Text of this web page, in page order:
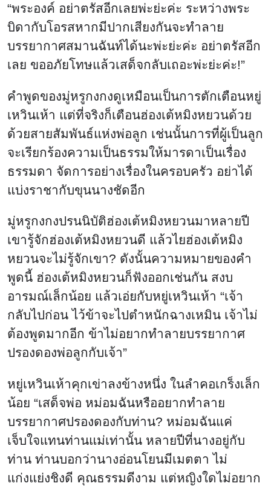
“พระองค์ อย่าตรัสอีกเลยพ่ะย่ะค่ะ ระหว่างพระ
บิดากับโอรสหากมีปากเสียงกันจะทำลาย
บรรยากาศสมานฉันท์ได้นะพ่ะย่ะค่ะ อย่าตรัสอีก
เลย ขออภัยโทษแล้วเสด็จกลับเถอะพ่ะย่ะค่ะ!”
คำพูดของมู่หรูกงกงดูเหมือนเป็นการตักเตือนหยู่
เหวินเห้า แต่ที่จริงก็เตือนฮ่องเต้หมิงหยวนด้วย
ด้วยสายสัมพันธ์แห่งพ่อลูก เช่นนั้นการที่ผู้เป็นลูก
จะเรียกร้องความเป็นธรรมให้มารดาเป็นเรื่อง
ธรรมดา จัดการอย่างเรื่องในครอบครัว อย่าได้
แบ่งราชากับขุนนางชัดอีก
มู่หรูกงกงปรนนิบัติฮ่องเต้หมิงหยวนมาหลายปี
เขารู้จักฮ่องเต้หมิงหยวนดี แล้วไยฮ่องเต้หมิง
หยวนจะไม่รู้จักเขา? ดังนั้นความหมายของคำ
พูดนี้ ฮ่องเต้หมิงหยวนก็ฟังออกเช่นกัน สงบ
อารมณ์เล็กน้อย แล้วเอ่ยกับหยู่เหวินเห้า “เจ้า
กลับไปก่อน ไว้ข้าจะไปตำหนักฉางเหมิน เจ้าไม่
ต้องพูดมากอีก ข้าไม่อยากทำลายบรรยากาศ
ปรองดองพ่อลูกกับเจ้า”
หยู่เหวินเห้าคุกเข่าลงข้างหนึ่ง ในลำคอเกร็งเล็ก
น้อย “เสด็จพ่อ หม่อมฉันหรืออยากทำลาย
บรรยากาศปรองดองกับท่าน? หม่อมฉันแค่
เจ็บใจแทนท่านแม่เท่านั้น หลายปีที่นางอยู่กับ
ท่าน ท่านบอกว่านางอ่อนโยนมีเมตตา ไม่
แก่งแย่งชิงดี คุณธรรมดีงาม แต่หญิงใดไม่อยาก